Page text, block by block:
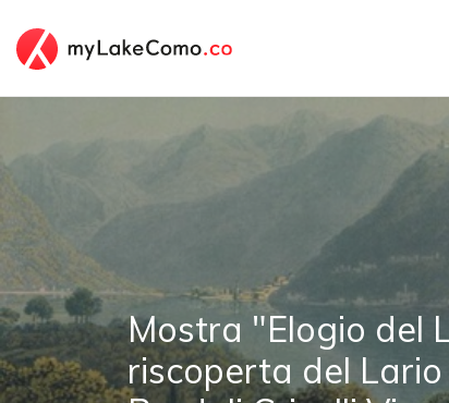
Mostra "Elogio del
riscoperta del